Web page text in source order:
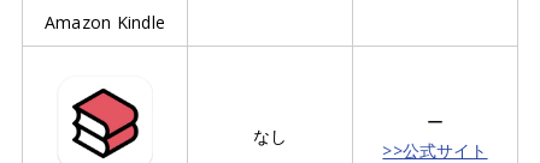
Amazon Kindle
なし
ー
>>公式サイト